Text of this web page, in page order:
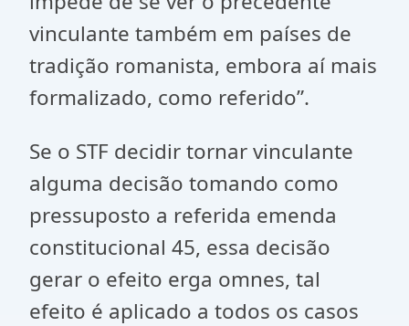
vinculante também em países de
tradição romanista, embora aí mais
formalizado, como referido”.
Se o STF decidir tornar vinculante
alguma decisão tomando como
pressuposto a referida emenda
constitucional 45, essa decisão
gerar o efeito erga omnes, tal
efeito é aplicado a todos os casos